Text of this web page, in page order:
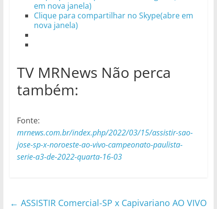
em nova janela)
Clique para compartilhar no Skype(abre em
nova janela)
TV MRNews Não perca
também:
Fonte:
mrnews.com.br/index.php/2022/03/15/assistir-sao-
jose-sp-x-noroeste-ao-vivo-campeonato-paulista-
serie-a3-de-2022-quarta-16-03
← ASSISTIR Comercial-SP x Capivariano AO VIVO